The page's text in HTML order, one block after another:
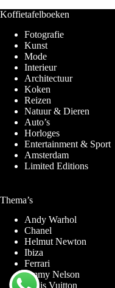
Koffietafelboeken
Fotografie
Kunst
Mode
Interieur
Architectuur
Koken
Reizen
Natuur & Dieren
Auto’s
Horloges
Entertainment & Sport
Amsterdam
Limited Editions
Thema’s
Andy Warhol
Chanel
Helmut Newton
Ibiza
Ferrari
Jimmy Nelson
Louis Vuitton